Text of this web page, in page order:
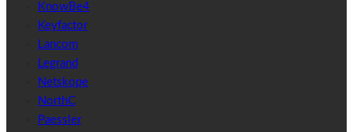
KnowBe4
Keyfactor
Lancom
Legrand
Netskope
NorthC
Paessler